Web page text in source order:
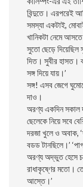
বিন্দুতে। এরপরেই
সমস্যা একটাই,
খানিকটা নেমে
সুতাে ছেড়ে
দিত। সুবীর হাসত।
সঙ্গ দিয়ে যায়।’
সঙ্গ! এসব জেগে
দাও।
অরণ্য একদিন সকাল
ছেলেকে নিয়ে সবে
দরজা খুলে ও অবাক,
বডড টানছিলে।’
অরণ্য অদ্ভুত হেসে
রাধাকৃষ্ণের মতাে।
আস্তে।’